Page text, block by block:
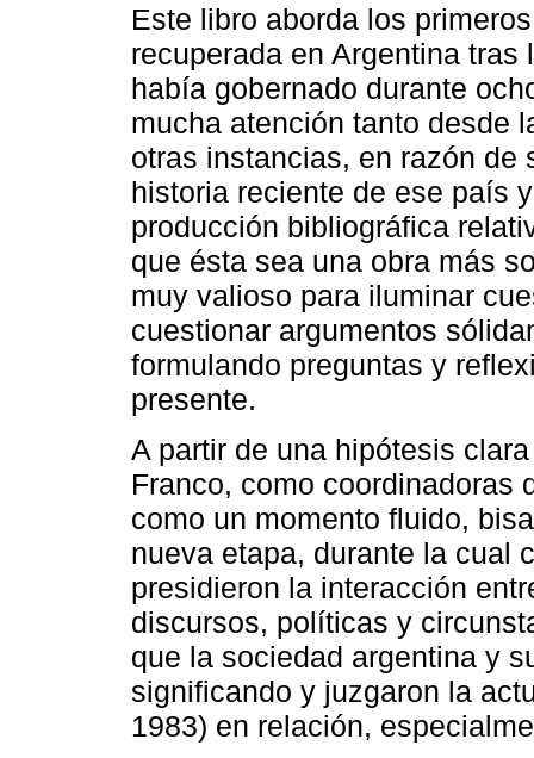
Este libro aborda los
recuperada en Argentina
había gobernado durante
mucha atención tanto desde
otras instancias, en razón
historia reciente de ese país
producción bibliográfica
que ésta sea una obra más
muy valioso para iluminar
cuestionar argumentos
formulando preguntas y
presente.
A partir de una hipótesis
Franco, como coordinadoras
como un momento fluido,
nueva etapa, durante la cual
presidieron la interacción
discursos, políticas y
que la sociedad argentina y
significando y juzgaron la
1983) en relación,